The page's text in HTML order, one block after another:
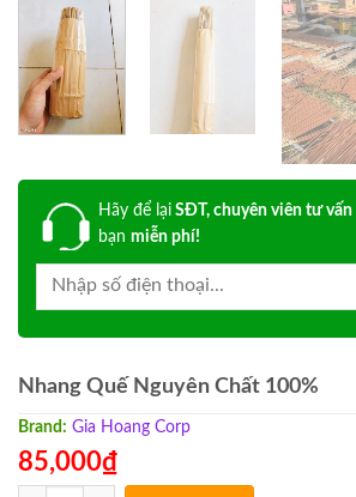
Hãy để lại SĐT, chuyên viên tư vấn
bạn miễn phí!
Nhang Quế Nguyên Chất 100%
Brand: Gia Hoang Corp
85,000₫